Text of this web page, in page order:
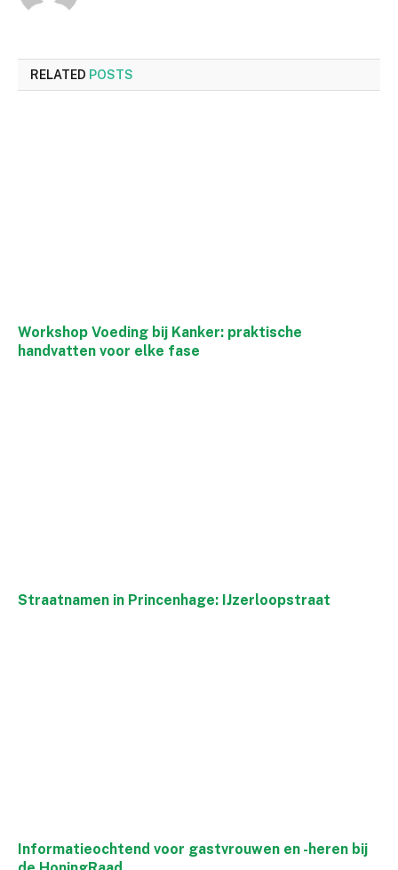
RELATED POSTS
Workshop Voeding bij Kanker: praktische
handvatten voor elke fase
Straatnamen in Princenhage: IJzerloopstraat
Informatieochtend voor gastvrouwen en -heren bij